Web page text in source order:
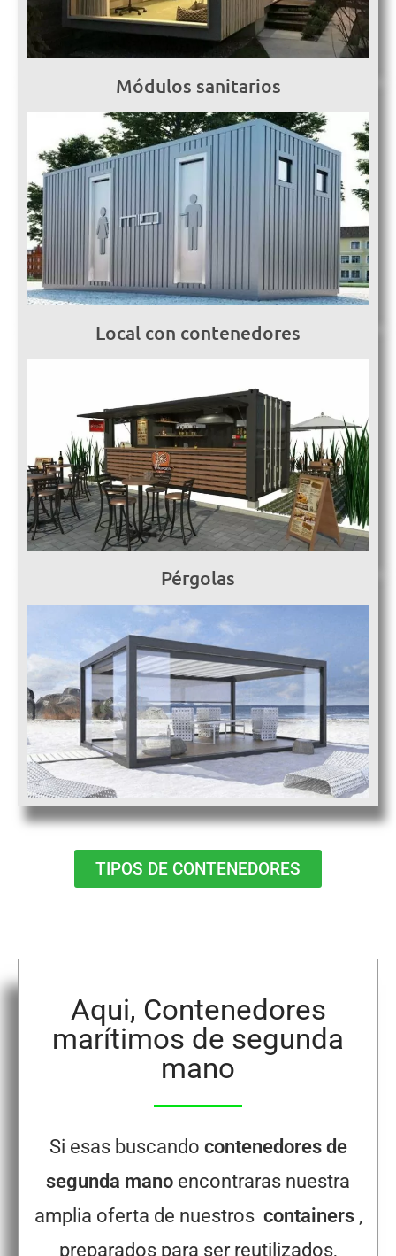
Módulos sanitarios
Local con contenedores
Pérgolas
TIPOS DE CONTENEDORES
Aqui, Contenedores
marítimos de segunda
mano
Si esas buscando contenedores de
segunda mano encontraras nuestra
amplia oferta de nuestros containers,
preparados para ser reutilizados,